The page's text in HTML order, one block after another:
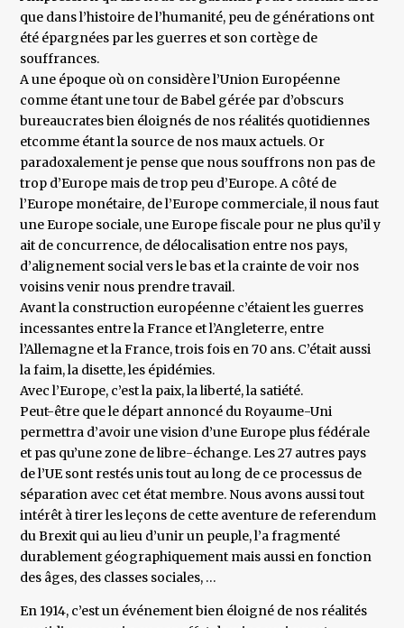
que dans l’histoire de l’humanité, peu de générations ont
été épargnées par les guerres et son cortège de
souffrances.
A une époque où on considère l’Union Européenne
comme étant une tour de Babel gérée par d’obscurs
bureaucrates bien éloignés de nos réalités quotidiennes
etcomme étant la source de nos maux actuels. Or
paradoxalement je pense que nous souffrons non pas de
trop d’Europe mais de trop peu d’Europe. A côté de
l’Europe monétaire, de l’Europe commerciale, il nous faut
une Europe sociale, une Europe fiscale pour ne plus qu’il y
ait de concurrence, de délocalisation entre nos pays,
d’alignement social vers le bas et la crainte de voir nos
voisins venir nous prendre travail.
Avant la construction européenne c’étaient les guerres
incessantes entre la France et l’Angleterre, entre
l’Allemagne et la France, trois fois en 70 ans. C’était aussi
la faim, la disette, les épidémies.
Avec l’Europe, c’est la paix, la liberté, la satiété.
Peut-être que le départ annoncé du Royaume-Uni
permettra d’avoir une vision d’une Europe plus fédérale
et pas qu’une zone de libre-échange. Les 27 autres pays
de l’UE sont restés unis tout au long de ce processus de
séparation avec cet état membre. Nous avons aussi tout
intérêt à tirer les leçons de cette aventure de referendum
du Brexit qui au lieu d’unir un peuple, l’a fragmenté
durablement géographiquement mais aussi en fonction
des âges, des classes sociales, …
En 1914, c’est un événement bien éloigné de nos réalités